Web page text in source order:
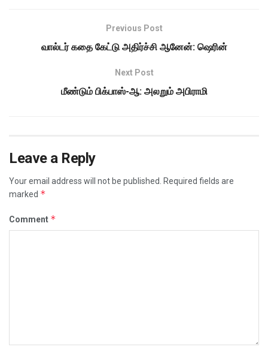
Previous Post
வால்டர் கதை கேட்டு அதிர்ச்சி ஆனேன்: ஷெரின்
Next Post
மீண்டும் பிக்பாஸ்-ஆ: அலறும் அபிராமி
Leave a Reply
Your email address will not be published.
Required fields are
marked *
Comment *